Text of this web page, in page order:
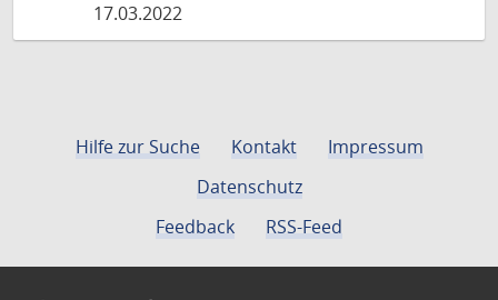
17.03.2022
Hilfe zur Suche Kontakt
Impressum
Datenschutz
Feedback
RSS-Feed